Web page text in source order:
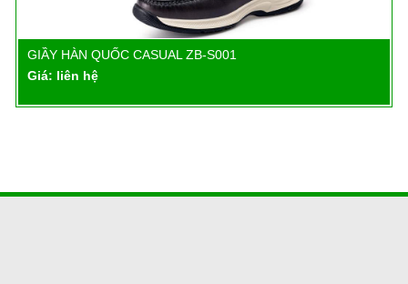
Chi tiết
GIẦY HÀN QUỐC CASUAL ZB-S002
Giá: liên hệ